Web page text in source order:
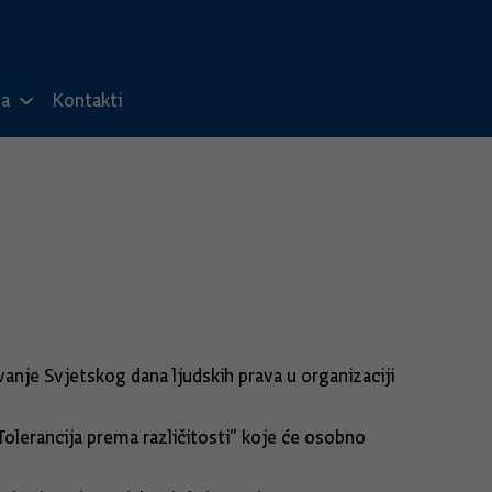
Kontakti
Svjetskog dana ljudskih prava u organizaciji
prema različitosti” koje će osobno